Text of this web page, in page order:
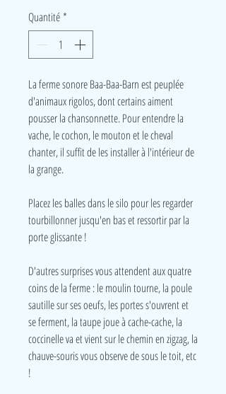
Quantité *
La ferme sonore Baa-Baa-Barn est peuplée
d'animaux rigolos, dont certains aiment
pousser la chansonnette. Pour entendre la
vache, le cochon, le mouton et le cheval
chanter, il suffit de les installer à l'intérieur de
la grange.
Placez les balles dans le silo pour les regarder
tourbillonner jusqu'en bas et ressortir par la
porte glissante !
D'autres surprises vous attendent aux quatre
coins de la ferme : le moulin tourne, la poule
sautille sur ses oeufs, les portes s'ouvrent et
se ferment, la taupe joue à cache-cache, la
coccinelle va et vient sur le chemin en zigzag, la
chauve-souris vous observe de sous le toit, etc
!